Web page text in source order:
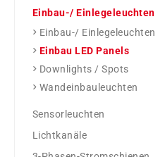
Einbau-/ Einlegeleuchten
Einbau-/ Einlegeleuchten
Einbau LED Panels
Downlights / Spots
Wandeinbauleuchten
Sensorleuchten
Lichtkanäle